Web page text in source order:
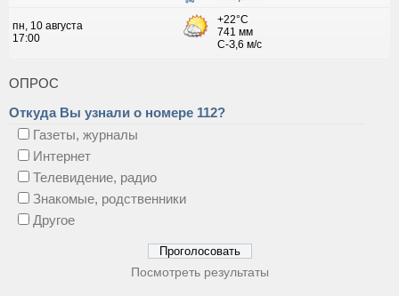
ОПРОС
Откуда Вы узнали о номере 112?
Газеты, журналы
Интернет
Телевидение, радио
Знакомые, родственники
Другое
Посмотреть результаты